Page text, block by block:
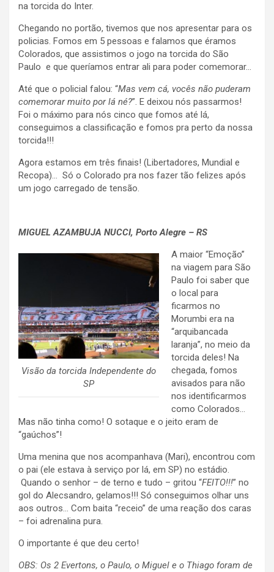
na torcida do Inter.
Chegando no portão, tivemos que nos apresentar para os
policias. Fomos em 5 pessoas e falamos que éramos
Colorados, que assistimos o jogo na torcida do São
Paulo e que queríamos entrar ali para poder comemorar…
Até que o policial falou: “Mas vem cá, vocês não puderam
comemorar muito por lá né?”. E deixou nós passarmos!
Foi o máximo para nós cinco que fomos até lá,
conseguimos a classificação e fomos pra perto da nossa
torcida!!!
Agora estamos em três finais! (Libertadores, Mundial e
Recopa)… Só o Colorado pra nos fazer tão felizes após
um jogo carregado de tensão.
MIGUEL AZAMBUJA NUCCI, Porto Alegre – RS
Visão da torcida Independente do
SP
A maior “Emoção”
na viagem para São
Paulo foi saber que
o local para
ficarmos no
Morumbi era na
“arquibancada
laranja”, no meio da
torcida deles! Na
chegada, fomos
avisados para não
nos identificarmos
como Colorados…
Mas não tinha como! O sotaque e o jeito eram de
“gaúchos”!
Uma menina que nos acompanhava (Mari), encontrou com
o pai (ele estava à serviço por lá, em SP) no estádio.
Quando o senhor – de terno e tudo – gritou “FEITO!!!” no
gol do Alecsandro, gelamos!!! Só conseguimos olhar uns
aos outros… Com baita “receio” de uma reação dos caras
– foi adrenalina pura.
O importante é que deu certo!
OBS: Os 2 Evertons, o Paulo, o Miguel e o Thiago foram de